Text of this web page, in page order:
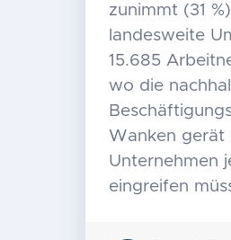
zunimmt (31
landesweite
15.685
wo die
Wanken gerät
Unternehmen
eingreifen